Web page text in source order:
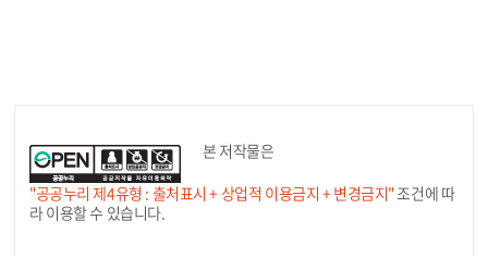
본 저작물은
"공공누리 제4유형 : 출처표시 + 상업적 이용금지 + 변경금지"조건에 따
라 이용할 수 있습니다.